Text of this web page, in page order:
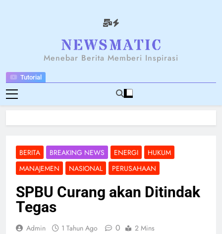
Tutorial
NEWSANTARA
Menebar Berita Memberi Inspirasi
BERITA BREAKING NEWS ENERGI
HUKUM
MANAJEMEN
NASIONAL PERUSAHAAN
SPBU Curang akan Ditindak
Tegas
Admin 1 Tahun Ago 0 2 Mins